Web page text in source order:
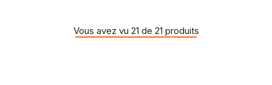
Vous avez vu 21 de 21 produits